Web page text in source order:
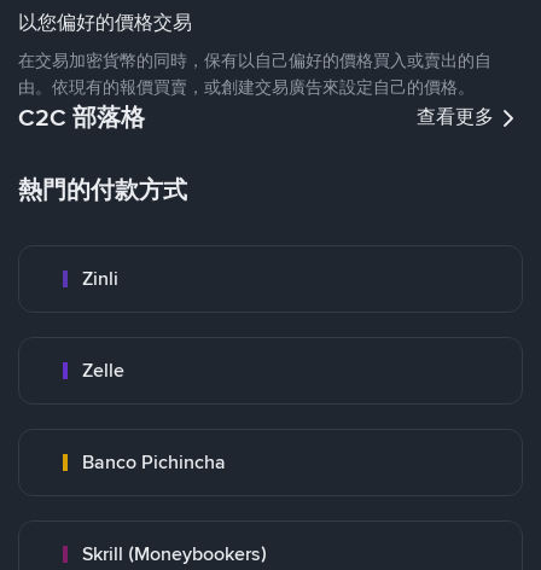
以您偏好的價格交易
在交易加密貨幣的同時，保有以自己偏好的價格買入或賣出的自
由。依現有的報價買賣，或創建交易廣告來設定自己的價格。
C2C 部落格 查看更多
熱門的付款方式
Zinli
Zelle
Banco Pichincha
Skrill (Moneybookers)